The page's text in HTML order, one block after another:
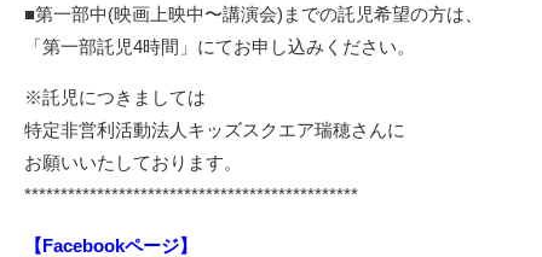
■第一部中(映画上映中〜講演会)までの託児希望の方は、
「第一部託児4時間」にてお申し込みください。
※託児につきましては
特定非営利活動法人キッズスクエア瑞穂さんに
お願いいたしております。
**********************************************
【Facebookページ】